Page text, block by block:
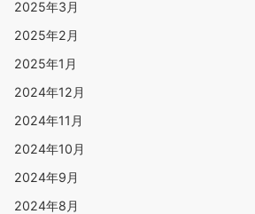
2025年3月
2025年2月
2025年1月
2024年12月
2024年11月
2024年10月
2024年9月
2024年8月